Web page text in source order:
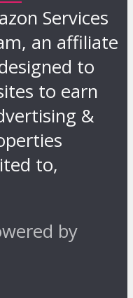
Services
an affiliate
to
to earn
&
to,
by